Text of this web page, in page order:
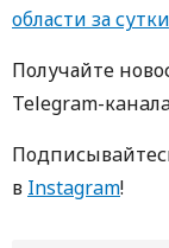
области за
Получайте
Telegram-
в Instagram!